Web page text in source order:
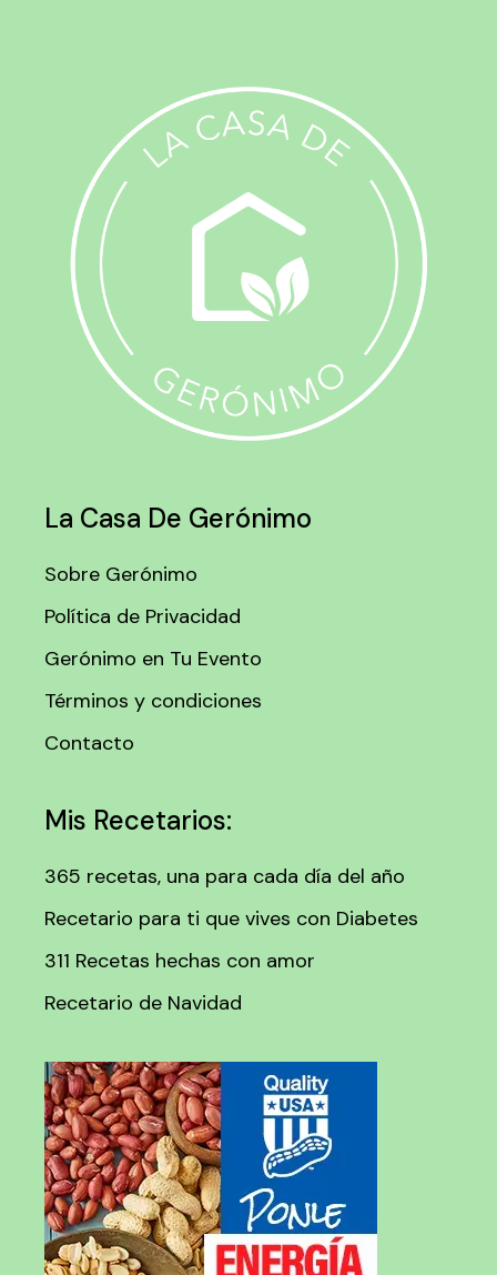
La Casa De Gerónimo
Sobre Gerónimo
Política de Privacidad
Gerónimo en Tu Evento
Términos y condiciones
Contacto
Mis Recetarios:
365 recetas, una para cada día del año
Recetario para ti que vives con Diabetes
311 Recetas hechas con amor
Recetario de Navidad